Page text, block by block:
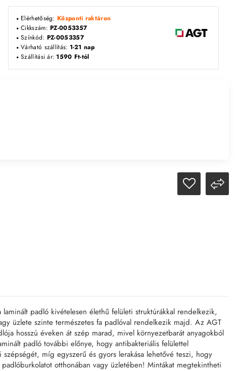
Elérhetőség:Központi raktáron
Cikkszám:PZ-0053357
Színkód: PZ-0053357
Várható szállítás: 1-21 nap
Szállítási ár: 1590 Ft-tól
padló kivételesen élethű felületi struktúrákkal rendelkezik,
üzlete szinte természetes fa padlóval rendelkezik majd. Az AGT
hosszú éveken át szép marad, mivel környezetbarát anyagokból
padló további előnye, hogy antibakteriális felülettel
míg egyszerű és gyors lerakása lehetővé teszi, hogy
otthonában vagy üzletében! Mintákat megtekintheti